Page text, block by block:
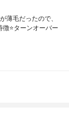
薄毛だったので、
⭐️ターンオーバー